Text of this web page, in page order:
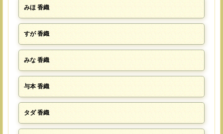
みほ 香織
すが 香織
みな 香織
与本 香織
タダ 香織